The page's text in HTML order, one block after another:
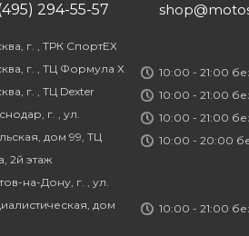
294-55-57
г. , ТРК СпортЕХ
г. , ТЦ Формула Х
г. , ТЦ Dexter
г. , ул.
дом 99, ТЦ
2й этаж
на-Дону, г. , ул.
дом
10:00 - 21:00
10:00 - 21:00
10:00 - 21:00
10:00 - 20:00
10:00 - 21:00